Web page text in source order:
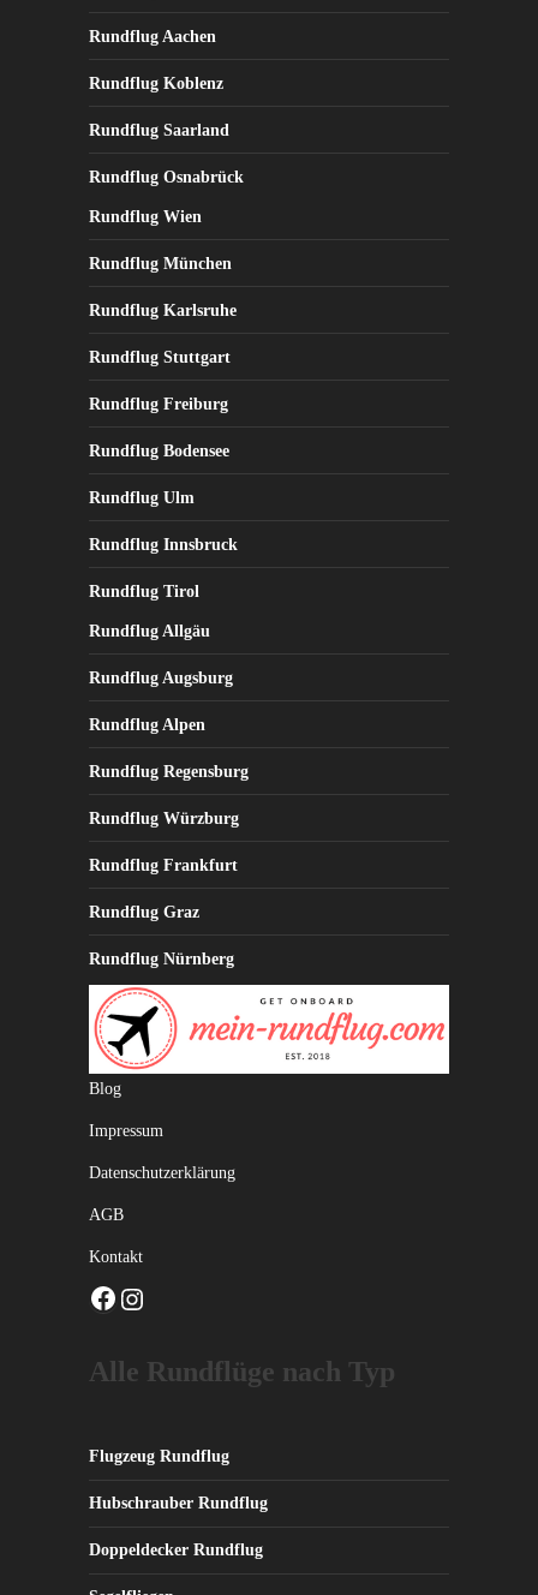
Rundflug Aachen
Rundflug Koblenz
Rundflug Saarland
Rundflug Osnabrück
Rundflug Wien
Rundflug München
Rundflug Karlsruhe
Rundflug Stuttgart
Rundflug Freiburg
Rundflug Bodensee
Rundflug Ulm
Rundflug Innsbruck
Rundflug Tirol
Rundflug Allgäu
Rundflug Augsburg
Rundflug Alpen
Rundflug Regensburg
Rundflug Würzburg
Rundflug Frankfurt
Rundflug Graz
Rundflug Nürnberg
Blog
Impressum
Datenschutzerklärung
AGB
Kontakt
Facebook
Alle Rundflüge nach Typ
Flugzeug Rundflug
Hubschrauber Rundflug
Doppeldecker Rundflug